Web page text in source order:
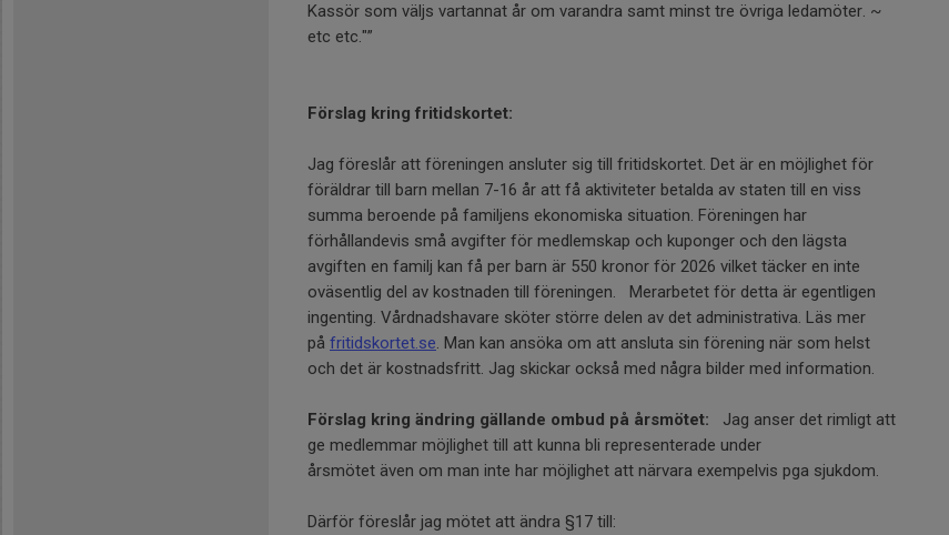
Kassör som väljs vartannat år om varandra samt minst tre övriga ledamöter. ~
etc etc."”
Förslag kring fritidskortet:
Jag föreslår att föreningen ansluter sig till fritidskortet. Det är en möjlighet för
föräldrar till barn mellan 7-16 år att få aktiviteter betalda av staten till en viss
summa beroende på familjens ekonomiska situation. Föreningen har
förhållandevis små avgifter för medlemskap och kuponger och den lägsta
avgiften en familj kan få per barn är 550 kronor för 2026 vilket täcker en inte
oväsentlig del av kostnaden till föreningen. Merarbetet för detta är egentligen
ingenting. Vårdnadshavare sköter större delen av det administrativa. Läs mer
på fritidskortet.se. Man kan ansöka om att ansluta sin förening när som helst
och det är kostnadsfritt. Jag skickar också med några bilder med information.
Förslag kring ändring gällande ombud på årsmötet: Jag anser det rimligt att
ge medlemmar möjlighet till att kunna bli representerade under
årsmötet även om man inte har möjlighet att närvara exempelvis pga sjukdom.
Därför föreslår jag mötet att ändra §17 till: